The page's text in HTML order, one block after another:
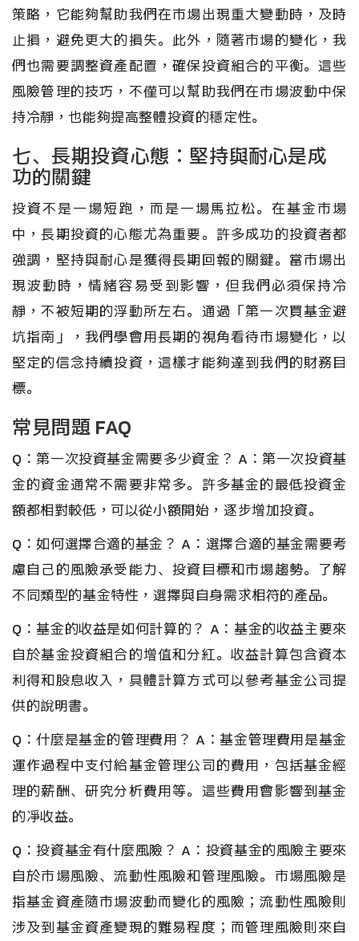
策略，它能夠幫助我們在市場出現重大變動時，及時
止損，避免更大的損失。此外，隨著市場的變化，我
們也需要調整資產配置，確保投資組合的平衡。這些
風險管理的技巧，不僅可以幫助我們在市場波動中保
持冷靜，也能夠提高整體投資的穩定性。
七、長期投資心態：堅持與耐心是成
功的關鍵
投資不是一場短跑，而是一場馬拉松。在基金市場
中，長期投資的心態尤為重要。許多成功的投資者都
強調，堅持與耐心是獲得長期回報的關鍵。當市場出
現波動時，情緒容易受到影響，但我們必須保持冷
靜，不被短期的浮動所左右。通過「第一次買基金避
坑指南」，我們學會用長期的視角看待市場變化，以
堅定的信念持續投資，這樣才能夠達到我們的財務目
標。
常見問題 FAQ
Q：第一次投資基金需要多少資金？ A：第一次投資基
金的資金通常不需要非常多。許多基金的最低投資金
額都相對較低，可以從小額開始，逐步增加投資。
Q：如何選擇合適的基金？ A：選擇合適的基金需要考
慮自己的風險承受能力、投資目標和市場趨勢。了解
不同類型的基金特性，選擇與自身需求相符的產品。
Q：基金的收益是如何計算的？ A：基金的收益主要來
自於基金投資組合的增值和分紅。收益計算包含資本
利得和股息收入，具體計算方式可以參考基金公司提
供的說明書。
Q：什麼是基金的管理費用？ A：基金管理費用是基金
運作過程中支付給基金管理公司的費用，包括基金經
理的薪酬、研究分析費用等。這些費用會影響到基金
的凈收益。
Q：投資基金有什麼風險？ A：投資基金的風險主要來
自於市場風險、流動性風險和管理風險。市場風險是
指基金資產隨市場波動而變化的風險；流動性風險則
涉及到基金資產變現的難易程度；而管理風險則來自